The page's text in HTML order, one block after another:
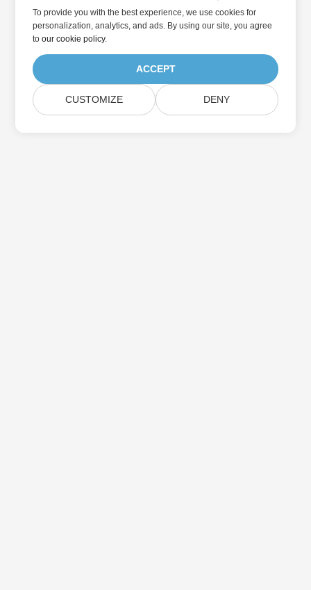
To provide you with the best experience, we use cookies for
personalization, analytics, and ads. By using our site, you agree
toour cookie policy.
ACCEPT
CUSTOMIZE DENY